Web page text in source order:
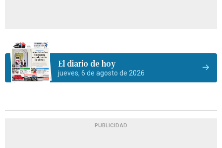
El diario de hoy
jueves, 6 de agosto de 2026
PUBLICIDAD